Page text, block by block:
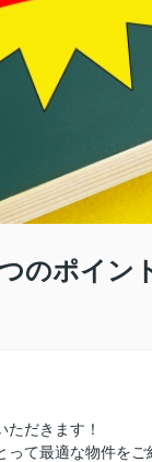
のポイン
だきます！
て最適な物件を